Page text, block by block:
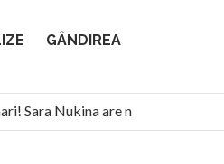
GÂNDIREA
Sara Nukina are nevoie de ajutorul
României